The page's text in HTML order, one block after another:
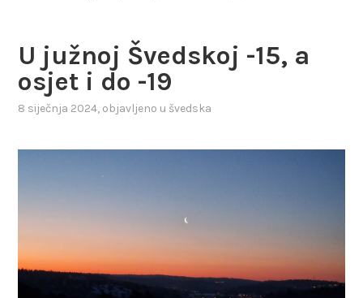
U južnoj Švedskoj -15, a
osjet i do -19
8 siječnja 2024, objavljeno u švedska